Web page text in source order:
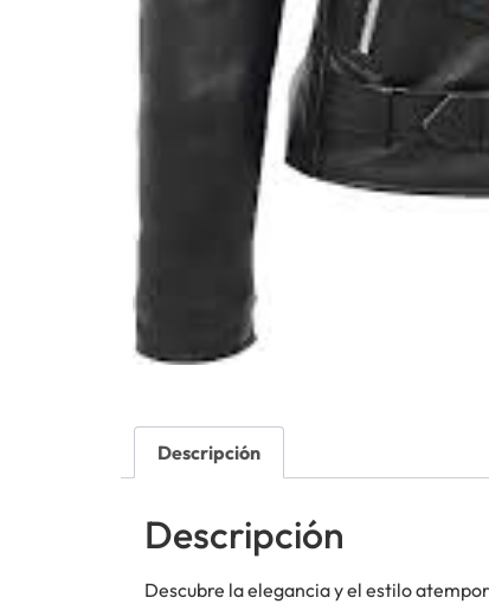
Descripción
Descripción
Descubre la elegancia y el estilo